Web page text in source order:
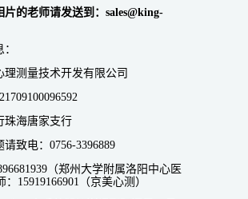
片的老师请发送到：sales@king-
理测量技术开发有限公司
珠海唐家支行
致电：0756-3396889
（郑州大学附属洛阳中心医
15919166901（京美心测）